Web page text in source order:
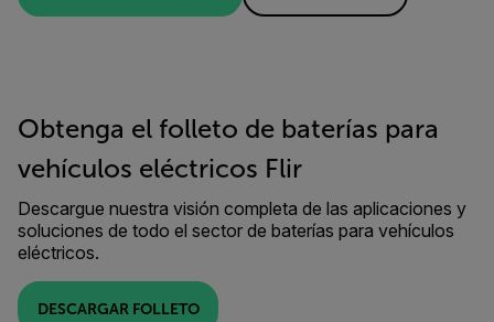
Obtenga el folleto de baterías para
vehículos eléctricos Flir
Descargue nuestra visión completa de las aplicaciones y
soluciones de todo el sector de baterías para vehículos
eléctricos.
DESCARGAR FOLLETO